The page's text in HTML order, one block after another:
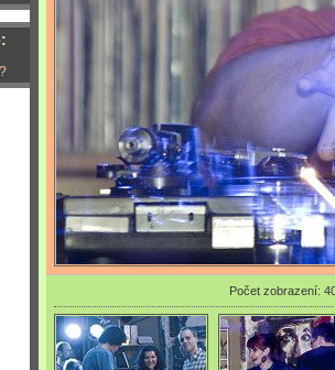
Počet zobrazení: